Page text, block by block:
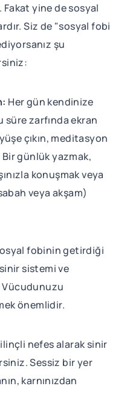
yine de sosyal
Siz de "sosyal fobi
şu
Her gün kendinize
süre zarfında ekran
çıkın, meditasyon
günlük yazmak,
konuşmak veya
veya akşam)
fobinin getirdiği
sistemi ve
Vücudunuzu
önemlidir.
nefes alarak sinir
Sessiz bir yer
karnınızdan